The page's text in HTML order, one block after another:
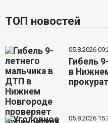
ТОП новостей
05.8.2026
Гибель
в
05.8.2026